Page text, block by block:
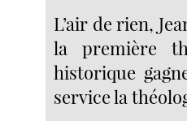
L’air de rien,
la première
historique
service la